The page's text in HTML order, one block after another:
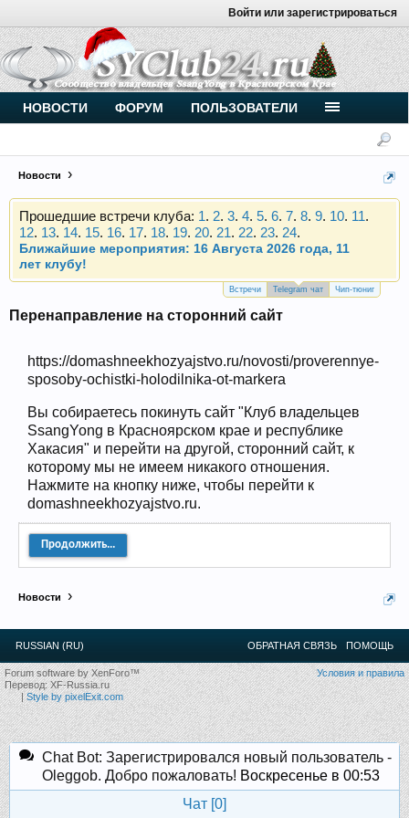
Войти или зарегистрироваться
Новости
Внимание, новые участники нашего клуба!
Основное общение происходит вTelegram-чате.
Присоединяйтесь.
Чип-тюнинг (прошивка) дизелей от
Vahmurka
12.13.14.15.16.17.18.19.20.21.22.23.24.
Ближайшие мероприятия: 16 Августа 2026 года, 11
лет клубу!
Внимание, новые участники нашего клуба!
Основное общение происходит вTelegram-чате.
Чип-тюнинг (прошивка) дизелей от
Прошедшие встречи клуба: 1.2.3 .4.5.6 .7.8.9.10.11
12.13.14.15. 16.17.18.19.20. 21.22 .23.24.
Ближайшие мероприятия: 16 Августа 2026 года, 11
лет клубу!
Встречи Telegram чат Чип-тюниг
Перенаправление на сторонний сайт
https://domashneekhozyajstvo.ru/novosti/proverennye-
sposoby-ochistki-holodilnika-ot-markera
Вы собираетесь покинуть сайт "Клуб владельцев
SsangYong в Красноярском крае и республике
Хакасия" и перейти на другой, сторонний сайт, к
которому мы не имеем никакого отношения.
Нажмите на кнопку ниже, чтобы перейти к
domashneekhozyajstvo.ru.
Продолжить...
Новости
НОВОСТИ ФОРУМ ПОЛЬЗОВАТЕЛИ
RUSSIAN (RU) ОБРАТНАЯ СВЯЗЬ ПОМОЩЬ
Условия и правила
Forum software by XenForo™
Перевод:XF-Russia.ru
|Style by pixelExit.com
Chat Bot: Зарегистрировался новый пользователь -
Oleggob. Добро пожаловать! Воскресенье в 00:53
Чат [0]